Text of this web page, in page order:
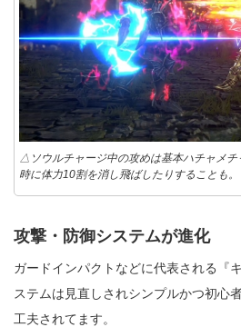
△ソウルチャージ中の攻めは基本ハチャメ
時に体力10割を消し飛ばしたりすることも。
攻撃・防御システムが進化
ガードインパクトなどに代表される『
ステムは見直しされシンプルかつ初心
工夫されてます。